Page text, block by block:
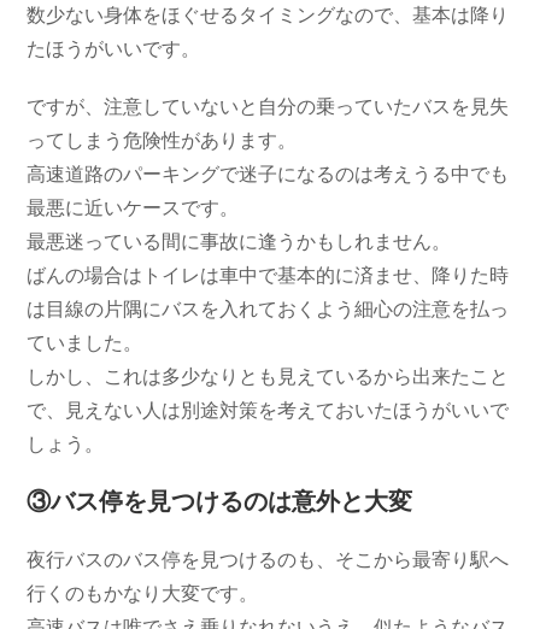
数少ない身体をほぐせるタイミングなので、基本は降り
たほうがいいです。
ですが、注意していないと自分の乗っていたバスを見失
ってしまう危険性があります。
高速道路のパーキングで迷子になるのは考えうる中でも
最悪に近いケースです。
最悪迷っている間に事故に逢うかもしれません。
ばんの場合はトイレは車中で基本的に済ませ、降りた時
は目線の片隅にバスを入れておくよう細心の注意を払っ
ていました。
しかし、これは多少なりとも見えているから出来たこと
で、見えない人は別途対策を考えておいたほうがいいで
しょう。
③バス停を見つけるのは意外と大変
夜行バスのバス停を見つけるのも、そこから最寄り駅へ
行くのもかなり大変です。